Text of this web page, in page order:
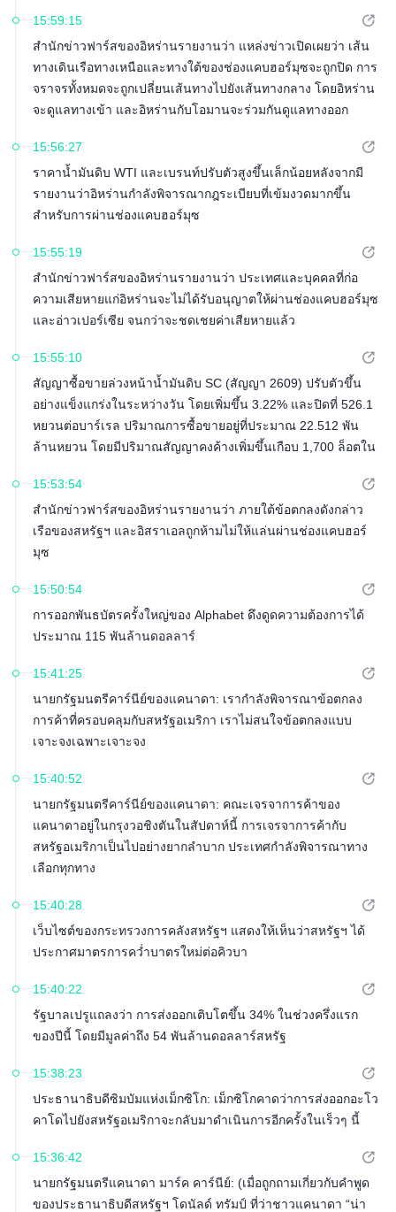
15:59:15
สำนักข่าวฟาร์สของอิหร่านรายงานว่า แหล่งข่าวเปิดเผยว่า เส้น
ทางเดินเรือทางเหนือและทางใต้ของช่องแคบฮอร์มุซจะถูกปิด การ
จราจรทั้งหมดจะถูกเปลี่ยนเส้นทางไปยังเส้นทางกลาง โดยอิหร่าน
จะดูแลทางเข้า และอิหร่านกับโอมานจะร่วมกันดูแลทางออก
15:56:27
ราคาน้ำมันดิบ WTI และเบรนท์ปรับตัวสูงขึ้นเล็กน้อยหลังจากมี
รายงานว่าอิหร่านกำลังพิจารณากฎระเบียบที่เข้มงวดมากขึ้น
สำหรับการผ่านช่องแคบฮอร์มุซ
15:55:19
สำนักข่าวฟาร์สของอิหร่านรายงานว่า ประเทศและบุคคลที่ก่อ
ความเสียหายแก่อิหร่านจะไม่ได้รับอนุญาตให้ผ่านช่องแคบฮอร์มุซ
และอ่าวเปอร์เซีย จนกว่าจะชดเชยค่าเสียหายแล้ว
15:55:10
สัญญาซื้อขายล่วงหน้าน้ำมันดิบ SC (สัญญา 2609) ปรับตัวขึ้น
อย่างแข็งแกร่งในระหว่างวัน โดยเพิ่มขึ้น 3.22% และปิดที่ 526.1
หยวนต่อบาร์เรล ปริมาณการซื้อขายอยู่ที่ประมาณ 22.512 พัน
ล้านหยวน โดยมีปริมาณสัญญาคงค้างเพิ่มขึ้นเกือบ 1,700 ล็อตใน
ค้างเพิ่มขึ้นพร้อมกัน
15:53:54
สำนักข่าวฟาร์สของอิหร่านรายงานว่า ภายใต้ข้อตกลงดังกล่าว
เรือของสหรัฐฯ และอิสราเอลถูกห้ามไม่ให้แล่นผ่านช่องแคบฮอร์
มุซ
15:50:54
การออกพันธบัตรครั้งใหญ่ของ Alphabet ดึงดูดความต้องการได้
ประมาณ 115 พันล้านดอลลาร์
15:41:25
นายกรัฐมนตรีคาร์นีย์ของแคนาดา: เรากำลังพิจารณาข้อตกลง
การค้าที่ครอบคลุมกับสหรัฐอเมริกา เราไม่สนใจข้อตกลงแบบ
เจาะจงเฉพาะเจาะจง
15:40:52
นายกรัฐมนตรีคาร์นีย์ของแคนาดา: คณะเจรจาการค้าของ
แคนาดาอยู่ในกรุงวอชิงตันในสัปดาห์นี้ การเจรจาการค้ากับ
สหรัฐอเมริกาเป็นไปอย่างยากลำบาก ประเทศกำลังพิจารณาทาง
เลือกทุกทาง
15:40:28
เว็บไซต์ของกระทรวงการคลังสหรัฐฯ แสดงให้เห็นว่าสหรัฐฯ ได้
ประกาศมาตรการคว่ำบาตรใหม่ต่อคิวบา
15:40:22
รัฐบาลเปรูแถลงว่า การส่งออกเติบโตขึ้น 34% ในช่วงครึ่งแรก
ของปีนี้ โดยมีมูลค่าถึง 54 พันล้านดอลลาร์สหรัฐ
15:38:23
ประธานาธิบดีซิมบัมแห่งเม็กซิโก: เม็กซิโกคาดว่าการส่งออกอะโว
คาโดไปยังสหรัฐอเมริกาจะกลับมาดำเนินการอีกครั้งในเร็วๆ นี้
15:36:42
นายกรัฐมนตรีแคนาดา มาร์ค คาร์นีย์: (เมื่อถูกถามเกี่ยวกับคำพูด
ของประธานาธิบดีสหรัฐฯ โดนัลด์ ทรัมป์ ที่ว่าชาวแคนาดา “น่า